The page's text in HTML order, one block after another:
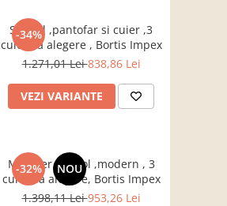
-34%
Set hol ,pantofar si cuier ,3
culori la alegere , Bortis Impex
1.271,01 Lei838,86 Lei
VEZI VARIANTE
-32% NOU
Mobilier set hol ,modern , 3
culori la alegere, Bortis Impex
1.398,11 Lei953,26 Lei